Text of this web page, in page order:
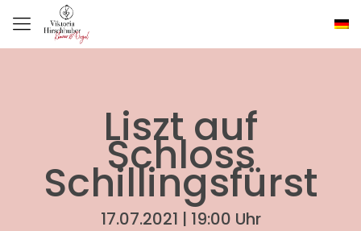
Liszt auf
Schloss
Schillingsfürst
17.07.2021 | 19:00 Uhr